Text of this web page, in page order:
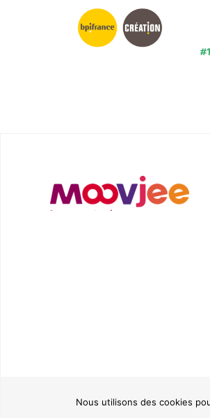
Nous utilisons des cookies